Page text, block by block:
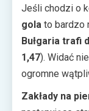
Jeśli chodzi o
gola to bardzo
Bułgaria trafi
1,47). Widać
ogromne
Zakłady na